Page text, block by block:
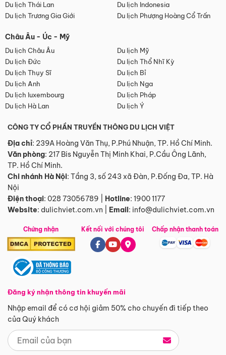
Du lịch Thái Lan
Du lịch Indonesia
Du lịch Trương Gia Giới
Du lịch Phượng Hoàng Cổ Trấn
Châu Âu - Úc - Mỹ
Du lịch Châu Âu
Du lịch Mỹ
Du lịch Đức
Du lịch Thổ Nhĩ Kỳ
Du lịch Thụy Sĩ
Du lịch Bỉ
Du lịch Anh
Du lịch Nga
Du lịch luxembourg
Du lịch Pháp
Du lịch Hà Lan
Du lịch Ý
CÔNG TY CỔ PHẦN TRUYỀN THÔNG DU LỊCH VIỆT
Địa chỉ: 239A Hoàng Văn Thụ, P.Phú Nhuận, TP. Hồ Chí Minh.
Văn phòng: 217 Bis Nguyễn Thị Minh Khai, P.Cầu Ông Lãnh,
TP. Hồ Chí Minh.
Chi nhánh Hà Nội: Tầng 3, số 243 xã Đàn, P.Đống Đa, TP. Hà
Nội
Điện thoại: 028 73056789 Hotline: 1900 1177
Website: dulichviet.com.vn Email: info@dulichviet.com.vn
Chứng nhận
Đăng ký nhận thông tin khuyến mãi
Nhập email để có cơ hội giảm 50% cho chuyến đi tiếp theo
của Quý khách
Kết nối với chúng tôi Chấp nhận thanh toán